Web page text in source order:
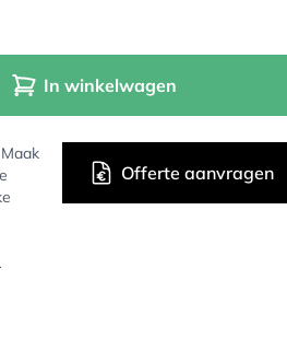
In winkelwagen
Offerte aanvragen